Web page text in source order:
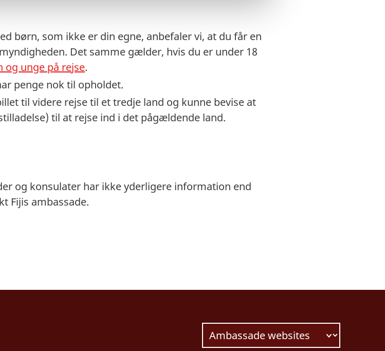
børn, som ikke er din egne, anbefaler vi, at du får en
Det samme gælder, hvis du er under 18
og unge på rejse.
penge nok til opholdet.
til videre rejse til et tredje land og kunne bevise at
til at rejse ind i det pågældende land.
og konsulater har ikke yderligere information end
Fijis ambassade.